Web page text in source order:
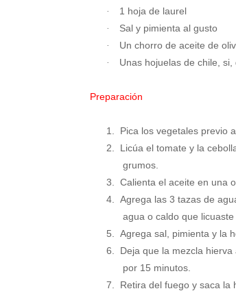
· 1 hoja de laurel
· Sal y pimienta al gusto
· Un chorro de aceite de
· Unas hojuelas de chile,
Preparación
1.
Pica los vegetales previo
2.
Licúa el tomate y la
grumos.
3.
Calienta el aceite en una
4.
Agrega las 3 tazas de
agua o caldo que
5.
Agrega sal, pimienta y la
6.
Deja que la mezcla
por 15 minutos.
7.
Retira del fuego y saca la